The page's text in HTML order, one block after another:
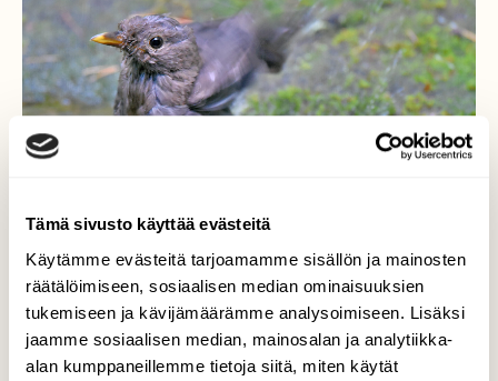
Tämä sivusto käyttää evästeitä
Käytämme evästeitä tarjoamamme sisällön ja mainosten
räätälöimiseen, sosiaalisen median ominaisuuksien
tukemiseen ja kävijämäärämme analysoimiseen. Lisäksi
jaamme sosiaalisen median, mainosalan ja analytiikka-
alan kumppaneillemme tietoja siitä, miten käytät